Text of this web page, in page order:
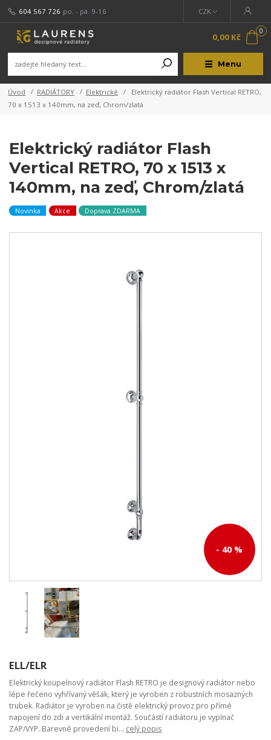
Menu
CZK
604 567 726 po. - pá. 9-16
0
0,00 Kč
Úvod RADIÁTORY Elektrické
Elektrický radiátor Flash Vertical RETRO,
70 x 1513 x 140mm, na zeď, Chrom/zlatá
Elektrický radiátor Flash
Vertical RETRO, 70 x 1513 x
140mm, na zeď, Chrom/zlatá
Novinka Akce Doprava ZDARMA
- 40 %
ELL/ELR
Elektrický koupelnový radiátor Flash RETRO je designový radiátor nebo
lépe řečeno vyhřívaný věšák, který je vyroben z robustních mosazných
trubek. Radiátor je vyroben na čistě elektrický provoz pro přímé
napojení do zdi a vertikální montáž. Součástí radiátoru je vypínač
ZAP/VYP. Barevné provedení bi... celý popis